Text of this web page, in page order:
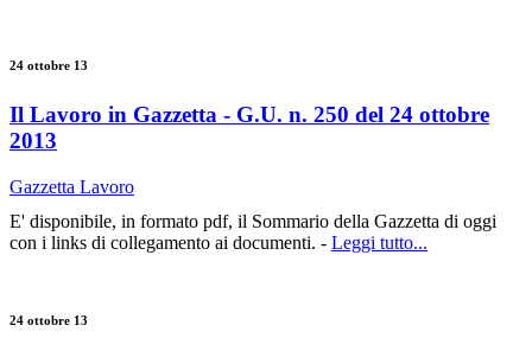
24 ottobre 13
Il Lavoro in Gazzetta - G.U. n. 250 del 24 ottobre
2013
Gazzetta Lavoro
E' disponibile, in formato pdf, il Sommario della Gazzetta di oggi
con i links di collegamento ai documenti. - Leggi tutto...
24 ottobre 13